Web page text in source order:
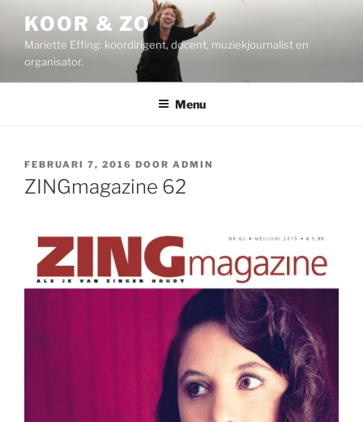
inhoud
KOOR & ZO
Mariette Effing: koordirigent, docent, muziekjournalist en
organisator.
Menu
GEPLAATST
OP
FEBRUARI 7, 2016 DOOR ADMIN
ZINGmagazine 62